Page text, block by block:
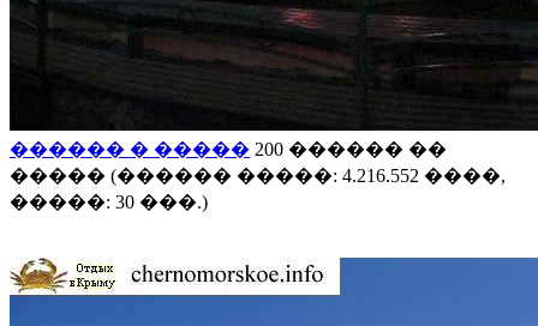
������ � ����� 200 ������ ��
����� (������ �����: 4.216.552 ����,
�����: 30 ���.)